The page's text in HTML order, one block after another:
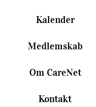
Kalender
Medlemskab
Om CareNet
Kontakt